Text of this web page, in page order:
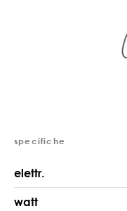
specifiche
elettr.
watt